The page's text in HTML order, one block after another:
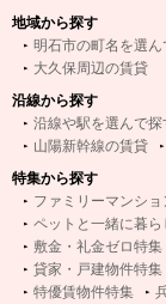
地域から探す
明石市の町名を選ん
大久保周辺の賃貸
沿線から探す
沿線や駅を選んで探
山陽新幹線の賃貸
特集から探す
ファミリーマンショ
ペットと一緒に暮ら
敷金・礼金ゼロ特集
貸家・戸建物件特集
特優賃物件特集